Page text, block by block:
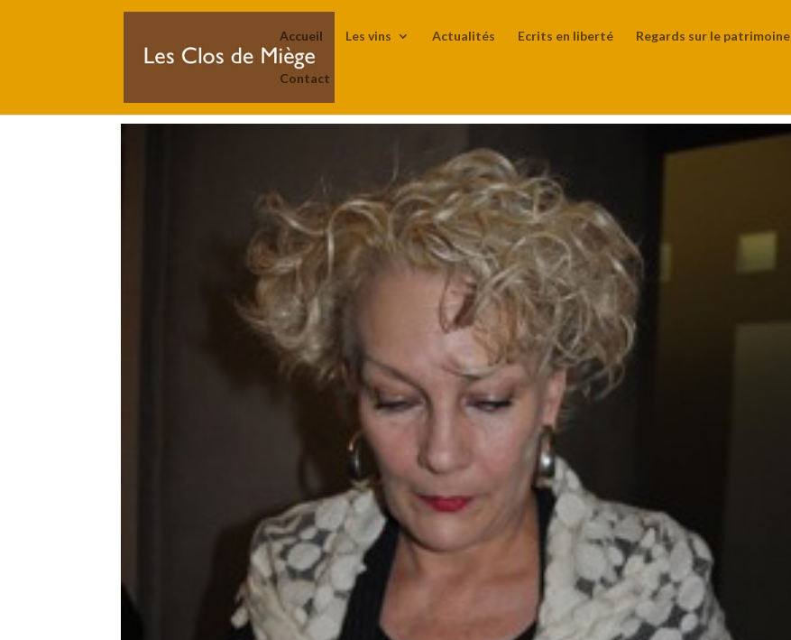
Accueil Les vins Actualités Ecrits en liberté Regards sur le patrimoine
Contact